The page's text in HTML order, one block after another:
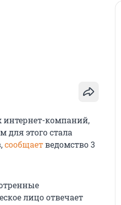
интернет-компаний,
для этого стала
сообщаетведомство 3
лицо отвечает